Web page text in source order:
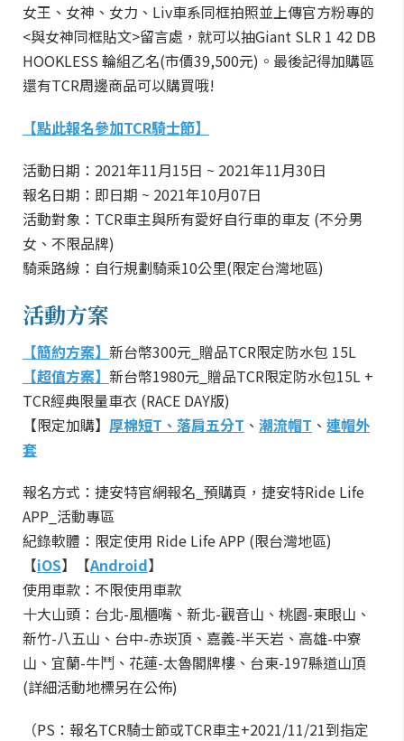
女王、女神、女力、Liv車系同框拍照並上傳官方粉專的
<與女神同框貼文>留言處，就可以抽Giant SLR 1 42 DB
HOOKLESS 輪組乙名(市價39,500元)。最後記得加購區
還有TCR周邊商品可以購買哦!
【點此報名參加TCR騎士節】
活動日期：2021年11月15日 ~ 2021年11月30日
報名日期：即日期 ~ 2021年10月07日
活動對象：TCR車主與所有愛好自行車的車友 (不分男
女、不限品牌)
騎乘路線：自行規劃騎乘10公里(限定台灣地區)
活動方案
【簡約方案】 新台幣300元_贈品TCR限定防水包 15L
【超值方案】 新台幣1980元_贈品TCR限定防水包15L +
TCR經典限量車衣 (RACE DAY版)
【限定加購】 厚棉短T、落肩五分T 、 潮流帽T 、 連帽外
套
報名方式：捷安特官網報名_預購頁，捷安特Ride Life
APP_活動專區
紀錄軟體：限定使用 Ride Life APP (限台灣地區)
【iOS】【Android】
使用車款：不限使用車款
十大山頭：台北-風櫃嘴、新北-觀音山、桃園-東眼山、
新竹-八五山、台中-赤崁頂、嘉義-半天岩、高雄-中寮
山、宜蘭-牛鬥、花蓮-太魯閣牌樓、台東-197縣道山頂
(詳細活動地標另在公佈)
（PS：報名TCR騎士節或TCR車主+2021/11/21到指定